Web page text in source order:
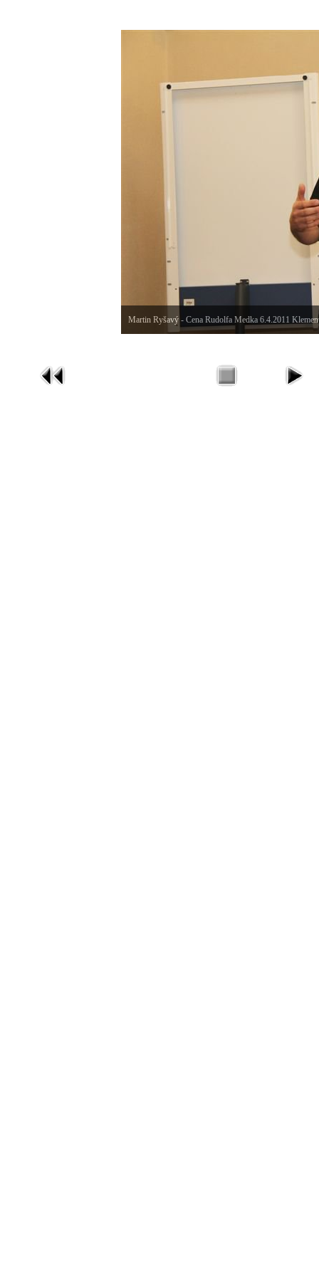
Martin Ryšavý - Cena Rudolfa Medka 6.4.2011